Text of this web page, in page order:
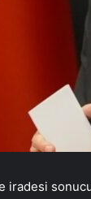
iradesi